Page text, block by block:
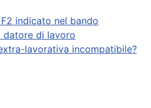
indicato nel bando
datore di lavoro
lavorativa incompatibile?